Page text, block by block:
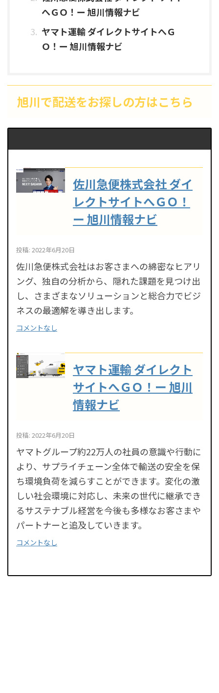
へＧＯ！ー 旭川情報ナビ
ヤマト運輸 ダイレクトサイトへＧ
Ｏ！ー 旭川情報ナビ
旭川で配送をお探しの方はこちら
佐川急便株式会社 ダイ
レクトサイトへＧＯ！
ー 旭川情報ナビ
投稿: 2022年6月20日
佐川急便株式会社はお客さまへの綿密なヒアリ
ング、独自の分析から、隠れた課題を見つけ出
し、さまざまなソリューションと総合力でビジ
ネスの最適解を導き出します。
コメントなし
ヤマト運輸 ダイレクト
サイトへＧＯ！ー 旭川
情報ナビ
投稿: 2022年6月20日
ヤマトグループ約22万人の社員の意識や行動に
より、サプライチェーン全体で輸送の安全を保
ち環境負荷を減らすことができます。変化の激
しい社会環境に対応し、未来の世代に継承でき
るサステナブル経営を今後も多様なお客さまや
パートナーと追及していきます。
コメントなし